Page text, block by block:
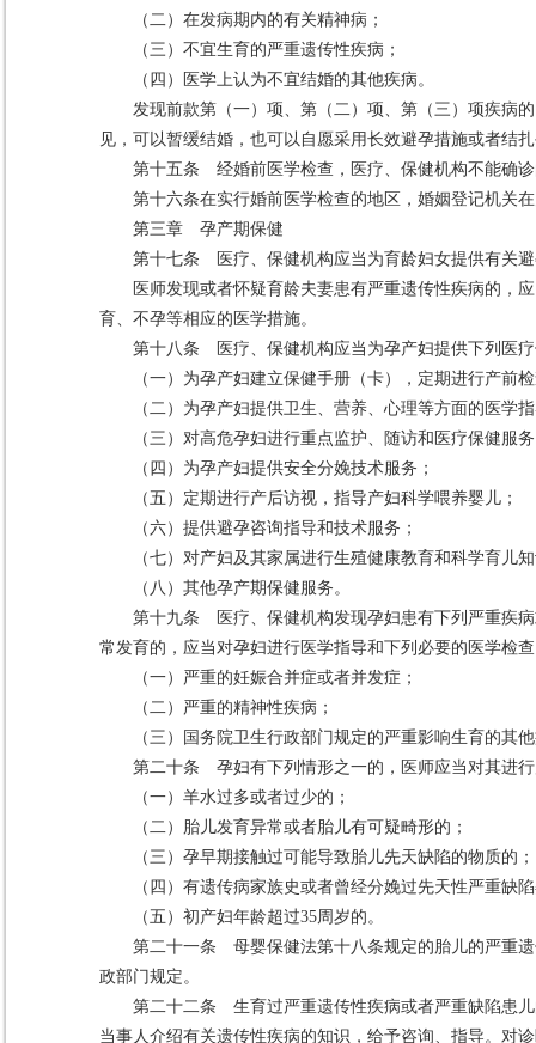
（二）在发病期内的有关精神病；
（三）不宜生育的严重遗传性疾病；
（四）医学上认为不宜结婚的其他疾病。
发现前款第（一）项、第（二）项、第（三）项疾病
见，可以暂缓结婚，也可以自愿采用长效避孕措施或者结
第十五条 经婚前医学检查，医疗、保健机构不能确
第十六条在实行婚前医学检查的地区，婚姻登记机关
第三章 孕产期保健
第十七条 医疗、保健机构应当为育龄妇女提供有关
医师发现或者怀疑育龄夫妻患有严重遗传性疾病的，
育、不孕等相应的医学措施。
第十八条 医疗、保健机构应当为孕产妇提供下列医
（一）为孕产妇建立保健手册（卡），定期进行产前
（二）为孕产妇提供卫生、营养、心理等方面的医学
（三）对高危孕妇进行重点监护、随访和医疗保健服
（四）为孕产妇提供安全分娩技术服务；
（五）定期进行产后访视，指导产妇科学喂养婴儿；
（六）提供避孕咨询指导和技术服务；
（七）对产妇及其家属进行生殖健康教育和科学育儿
（八）其他孕产期保健服务。
第十九条 医疗、保健机构发现孕妇患有下列严重疾
常发育的，应当对孕妇进行医学指导和下列必要的医学检
（一）严重的妊娠合并症或者并发症；
（二）严重的精神性疾病；
（三）国务院卫生行政部门规定的严重影响生育的其
第二十条 孕妇有下列情形之一的，医师应当对其进
（一）羊水过多或者过少的；
（二）胎儿发育异常或者胎儿有可疑畸形的；
（三）孕早期接触过可能导致胎儿先天缺陷的物质的；
（四）有遗传病家族史或者曾经分娩过先天性严重缺
（五）初产妇年龄超过35周岁的。
第二十一条 母婴保健法第十八条规定的胎儿的严重
政部门规定。
第二十二条 生育过严重遗传性疾病或者严重缺陷患
当事人介绍有关遗传性疾病的知识，给予咨询、指导。对